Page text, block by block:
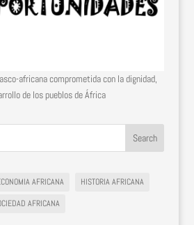
africana comprometida con la dignidad,
de los pueblos de África
AFRICANA
HISTORIA AFRICANA
AFRICANA